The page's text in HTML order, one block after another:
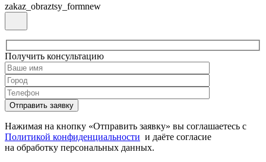
zakaz_obraztsy_formnew
Получить консультацию
Нажимая на кнопку «Отправить заявку» вы соглашаетесь с
Политикой конфиденциальности и даёте согласие
на обработку персональных данных.